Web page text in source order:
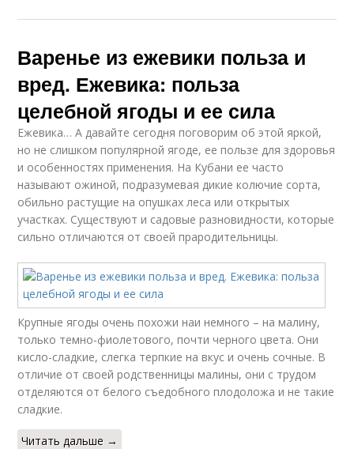
Варенье из ежевики польза и
вред. Ежевика: польза
целебной ягоды и ее сила
Ежевика… А давайте сегодня поговорим об этой яркой,
но не слишком популярной ягоде, ее пользе для здоровья
и особенностях применения. На Кубани ее часто
называют ожиной, подразумевая дикие колючие сорта,
обильно растущие на опушках леса или открытых
участках. Существуют и садовые разновидности, которые
сильно отличаются от своей прародительницы.
Крупные ягоды очень похожи наи немного – на малину,
только темно-фиолетового, почти черного цвета. Они
кисло-сладкие, слегка терпкие на вкус и очень сочные. В
отличие от своей родственницы малины, они с трудом
отделяются от белого съедобного плодоложа и не такие
сладкие.
Читать дальше →